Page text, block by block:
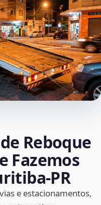
Reboque
Fazemos
e estacionamentos,